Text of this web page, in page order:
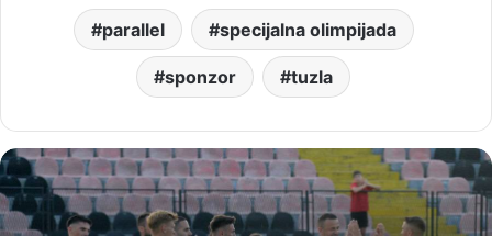
parallel specijalna olimpijada
sponzor tuzla